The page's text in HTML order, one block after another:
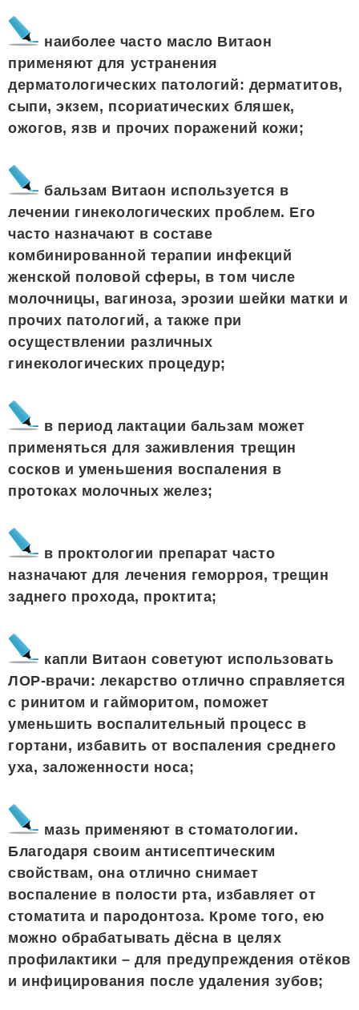
наиболее часто масло Витаон
применяют для устранения
дерматологических патологий: дерматитов,
сыпи, экзем, псориатических бляшек,
ожогов, язв и прочих поражений кожи;
бальзам Витаон используется в
лечении гинекологических проблем. Его
часто назначают в составе
комбинированной терапии инфекций
женской половой сферы, в том числе
молочницы, вагиноза, эрозии шейки матки и
прочих патологий, а также при
осуществлении различных
гинекологических процедур;
в период лактации бальзам может
применяться для заживления трещин
сосков и уменьшения воспаления в
протоках молочных желез;
в проктологии препарат часто
назначают для лечения геморроя, трещин
заднего прохода, проктита;
капли Витаон советуют использовать
ЛОР-врачи: лекарство отлично справляется
с ринитом и гайморитом, поможет
уменьшить воспалительный процесс в
гортани, избавить от воспаления среднего
уха, заложенности носа;
мазь применяют в стоматологии.
Благодаря своим антисептическим
свойствам, она отлично снимает
воспаление в полости рта, избавляет от
стоматита и пародонтоза. Кроме того, ею
можно обрабатывать дёсна в целях
профилактики – для предупреждения отёков
и инфицирования после удаления зубов;